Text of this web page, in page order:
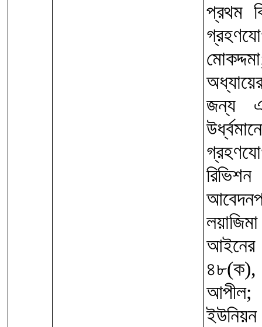
প্রথম
জন্য
৪৮(ক),
আপীল;